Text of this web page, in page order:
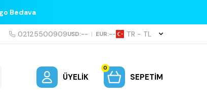
Bedava
02125500909USD:-- | EUR:-- TR − TL
ÜYELIK
0
SEPETIM